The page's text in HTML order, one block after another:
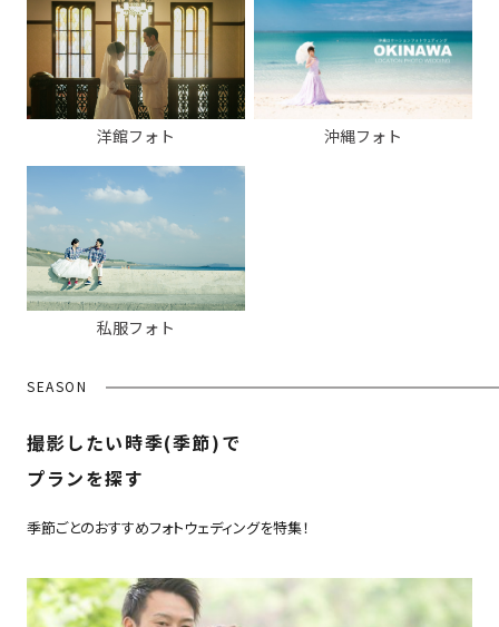
洋館フォト 沖縄フォト
私服フォト
SEASON
撮影したい時季(季節)で
プランを探す
季節ごとのおすすめフォトウェディングを特集！